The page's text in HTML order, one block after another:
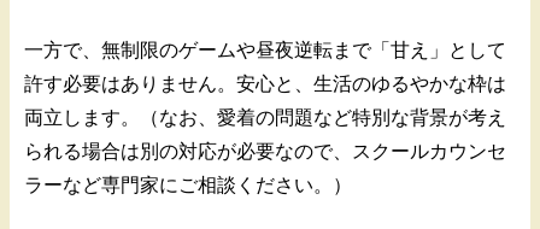
一方で、無制限のゲームや昼夜逆転まで「甘え」として
許す必要はありません。安心と、生活のゆるやかな枠は
両立します。（なお、愛着の問題など特別な背景が考え
られる場合は別の対応が必要なので、スクールカウンセ
ラーなど専門家にご相談ください。）